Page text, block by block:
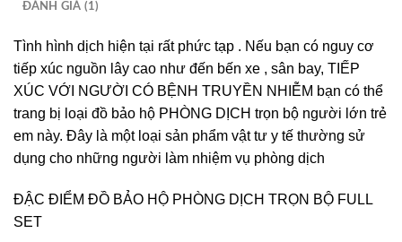
ĐÁNH GIÁ (1)
Tình hình dịch hiện tại rất phức tạp . Nếu bạn có nguy cơ
tiếp xúc nguồn lây cao như đến bến xe , sân bay, TIẾP
XÚC VỚI NGƯỜI CÓ BỆNH TRUYỀN NHIỄM bạn có thể
trang bị loại đồ bảo hộ PHÒNG DỊCH trọn bộ người lớn trẻ
em này. Đây là một loại sản phẩm vật tư y tế thường sử
dụng cho những người làm nhiệm vụ phòng dịch
ĐẬC ĐIỂM ĐỒ BẢO HỘ PHÒNG DỊCH TRỌN BỘ FULL
SET